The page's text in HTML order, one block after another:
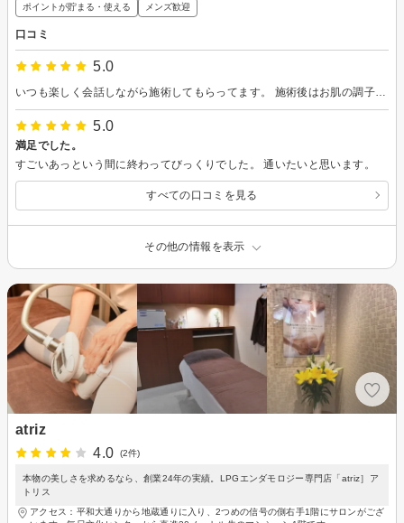
ポイントが貯まる・使える メンズ歓迎
口コミ
5.0
いつも楽しく会話しながら施術してもらってます。 施術後はお肌の調子も良くて毎月通ってます
5.0
満足でした。
すごいあっという間に終わってびっくりでした。 通いたいと思います。
すべての口コミを見る
その他の情報を表示
atriz
4.0
(2件)
本物の美しさを求めるなら、創業24年の実績。LPGエンダモロジー専門店「atriz］ア
トリス
アクセス：平和大通りから地蔵通りに入り、2つめの信号の側右手1階にサロンがござ